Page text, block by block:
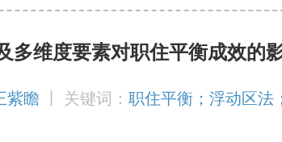
多维度要素对职住平衡成效的
紫瞻 关键词：职住平衡；浮动区法